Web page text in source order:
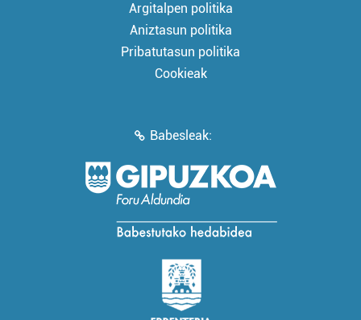
Argitalpen politika
Aniztasun politika
Pribatutasun politika
Cookieak
Babesleak: